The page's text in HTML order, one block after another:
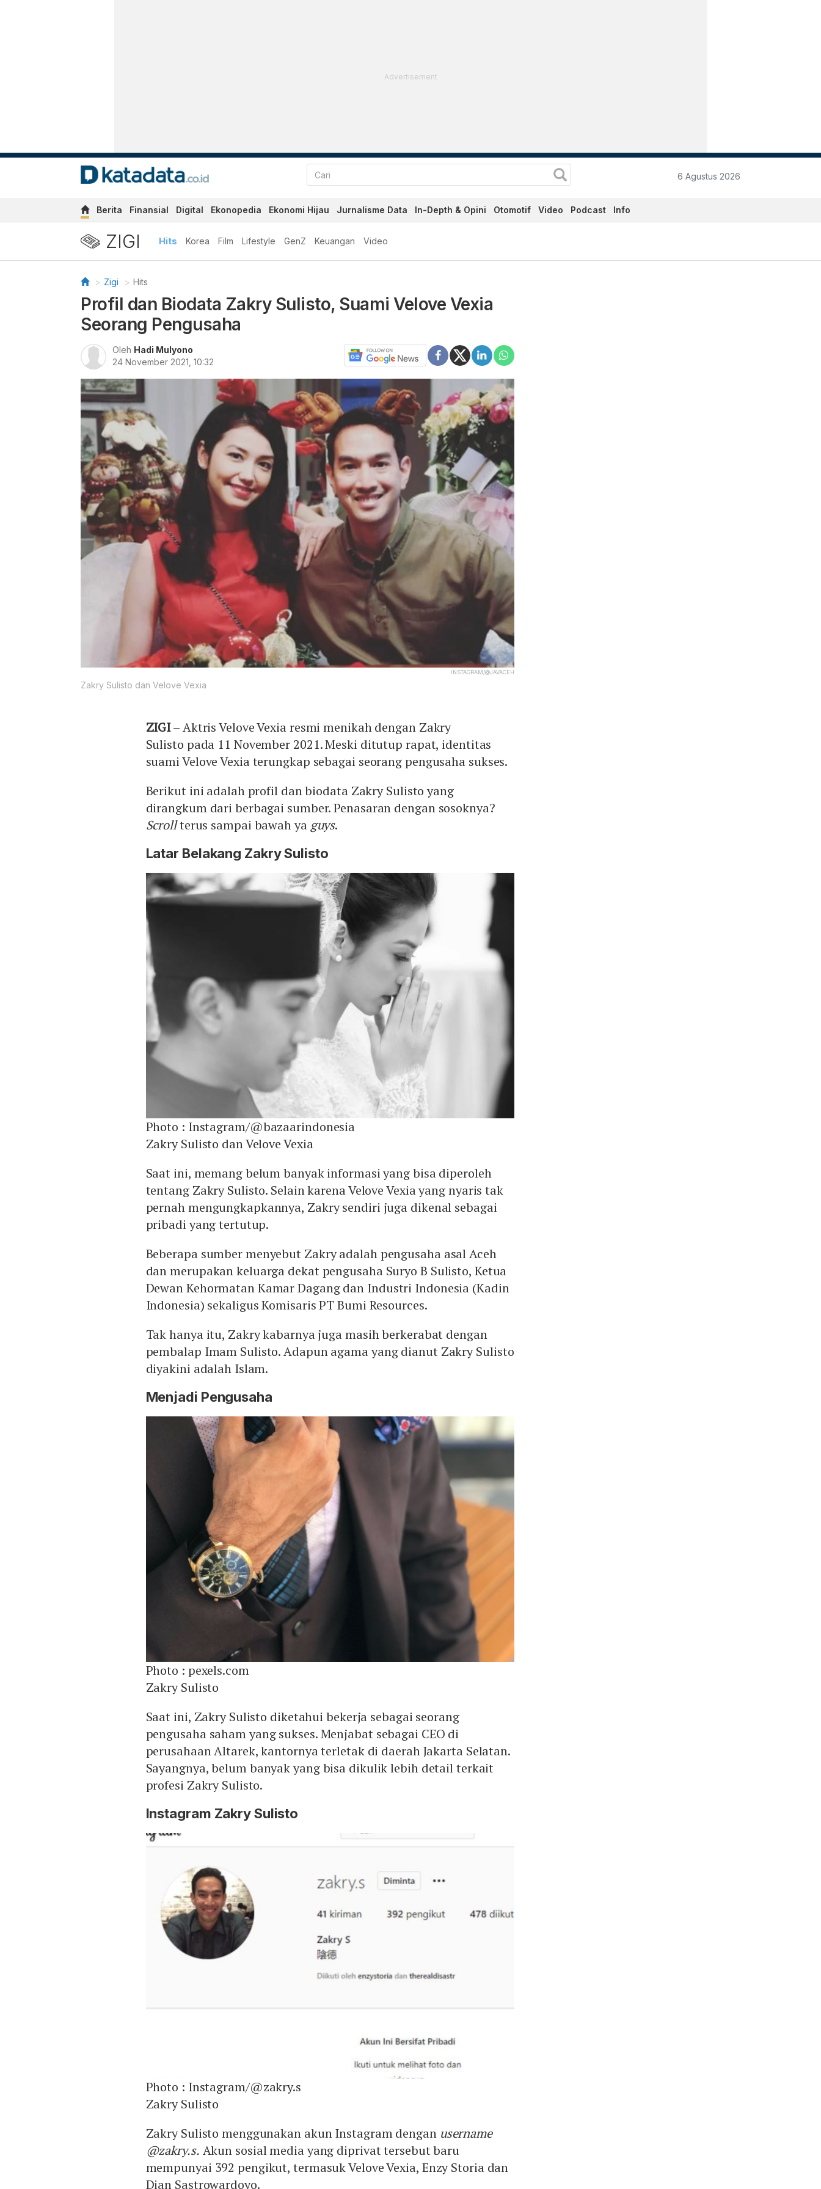
Advertisement
6 Agustus 2026
Berita Finansial Digital Ekonopedia Ekonomi Hijau Jurnalisme Data In-Depth & Opini Otomotif Video Podcast Info
ZIGI Hits Korea Film Lifestyle GenZ Keuangan Video
Zigi Hits
Profil dan Biodata Zakry Sulisto, Suami Velove Vexia
Seorang Pengusaha
Oleh Hadi Mulyono
24 November 2021, 10:32
INSTAGRAM/@JAVACEH
Zakry Sulisto dan Velove Vexia
ZIGI– Aktris Velove Vexia resmi menikah dengan Zakry
Sulisto pada 11 November 2021. Meski ditutup rapat, identitas
suami Velove Vexia terungkap sebagai seorang pengusaha sukses.
Berikut ini adalah profil dan biodata Zakry Sulisto yang
dirangkum dari berbagai sumber. Penasaran dengan sosoknya?
Scrollterus sampai bawah ya guys.
Latar Belakang Zakry Sulisto
Photo : Instagram/@bazaarindonesia
Zakry Sulisto dan Velove Vexia
Saat ini, memang belum banyak informasi yang bisa diperoleh
tentang Zakry Sulisto. Selain karena Velove Vexia yang nyaris tak
pernah mengungkapkannya, Zakry sendiri juga dikenal sebagai
pribadi yang tertutup.
Beberapa sumber menyebut Zakry adalah pengusaha asal Aceh
dan merupakan keluarga dekat pengusaha Suryo B Sulisto, Ketua
Dewan Kehormatan Kamar Dagang dan Industri Indonesia (Kadin
Indonesia) sekaligus Komisaris PT Bumi Resources.
Tak hanya itu, Zakry kabarnya juga masih berkerabat dengan
pembalap Imam Sulisto. Adapun agama yang dianut Zakry Sulisto
diyakini adalah Islam.
Menjadi Pengusaha
Photo : pexels.com
Zakry Sulisto
Saat ini, Zakry Sulisto diketahui bekerja sebagai seorang
pengusaha saham yang sukses. Menjabat sebagai CEO di
perusahaan Altarek, kantornya terletak di daerah Jakarta Selatan.
Sayangnya, belum banyak yang bisa dikulik lebih detail terkait
profesi Zakry Sulisto.
Instagram Zakry Sulisto
Photo : Instagram/@zakry.s
Zakry Sulisto
Zakry Sulisto menggunakan akun Instagram denganusername
@zakry.s. Akun sosial media yang diprivat tersebut baru
mempunyai 392 pengikut, termasuk Velove Vexia, Enzy Storia dan
Dian Sastrowardoyo.